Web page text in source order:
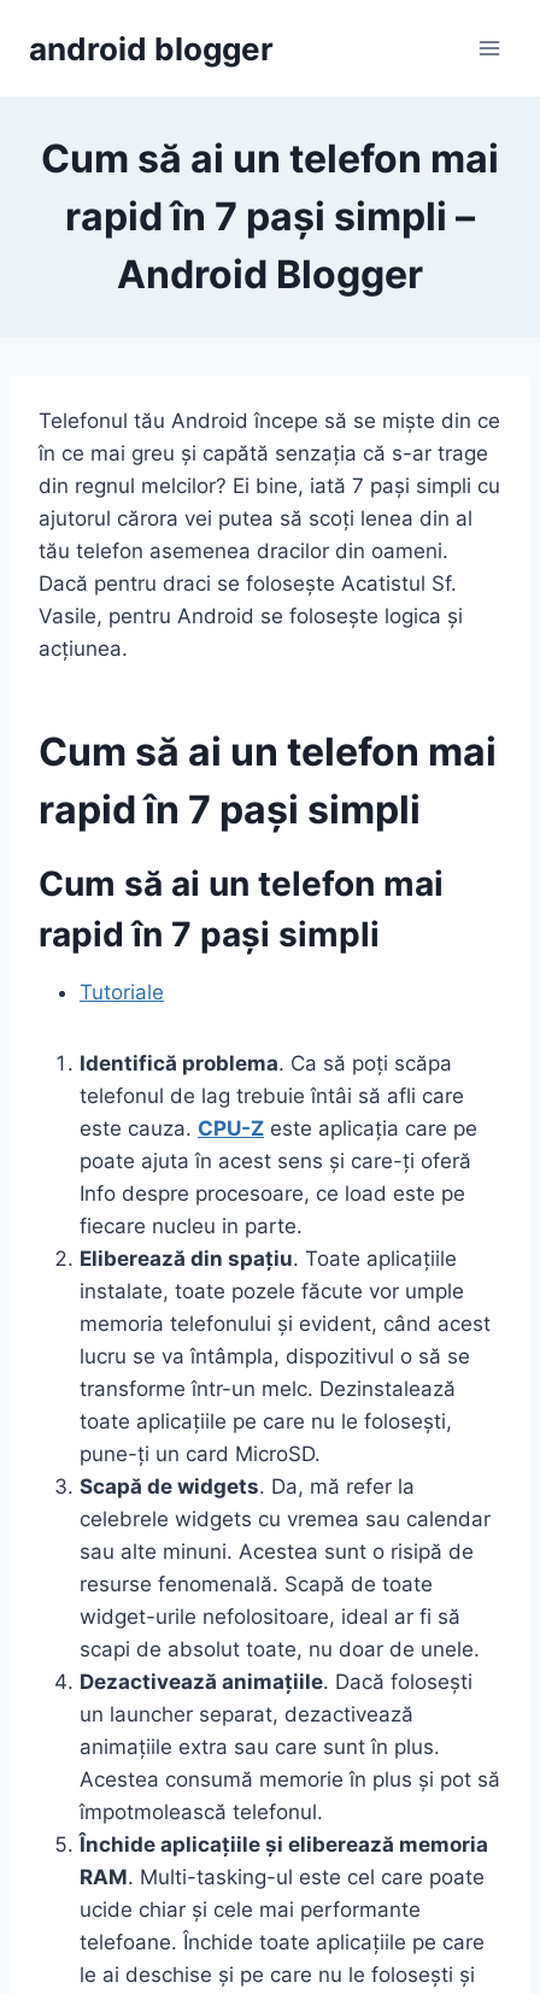
android blogger
Cum să ai un telefon mai
rapid în 7 pași simpli –
Android Blogger
Telefonul tău Android începe să se miște din ce
în ce mai greu și capătă senzația că s-ar trage
din regnul melcilor? Ei bine, iată 7 pași simpli cu
ajutorul cărora vei putea să scoți lenea din al
tău telefon asemenea dracilor din oameni.
Dacă pentru draci se folosește Acatistul Sf.
Vasile, pentru Android se folosește logica și
acțiunea.
Cum să ai un telefon mai
rapid în 7 pași simpli
Cum să ai un telefon mai
rapid în 7 pași simpli
Tutoriale
Identifică problema. Ca să poți scăpa
telefonul de lag trebuie întâi să afli care
este cauza. CPU-Z este aplicația care pe
poate ajuta în acest sens și care-ți oferă
Info despre procesoare, ce load este pe
fiecare nucleu in parte.
Eliberează din spațiu. Toate aplicațiile
instalate, toate pozele făcute vor umple
memoria telefonului și evident, când acest
lucru se va întâmpla, dispozitivul o să se
transforme într-un melc. Dezinstalează
toate aplicațiile pe care nu le folosești,
pune-ți un card MicroSD.
Scapă de widgets. Da, mă refer la
celebrele widgets cu vremea sau calendar
sau alte minuni. Acestea sunt o risipă de
resurse fenomenală. Scapă de toate
widget-urile nefolositoare, ideal ar fi să
scapi de absolut toate, nu doar de unele.
Dezactivează animațiile. Dacă folosești
un launcher separat, dezactivează
animațiile extra sau care sunt în plus.
Acestea consumă memorie în plus și pot să
împotmolească telefonul.
Închide aplicațiile și eliberează memoria
RAM. Multi-tasking-ul este cel care poate
ucide chiar și cele mai performante
telefoane. Închide toate aplicațiile pe care
le ai deschise și pe care nu le folosești și